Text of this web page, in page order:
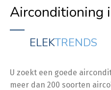
Airconditioning
ELEKTRENDS
U zoekt een goede
meer dan 200 soorten